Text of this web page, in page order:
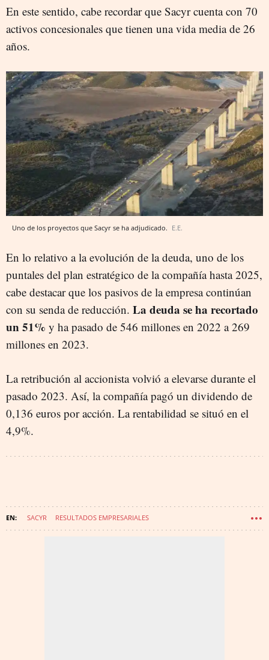
En este sentido, cabe recordar que Sacyr cuenta con 70
activos concesionales que tienen una vida media de 26
años.
Uno de los proyectos que Sacyr se ha adjudicado. E.E.
En lo relativo a la evolución de la deuda, uno de los
puntales del plan estratégico de la compañía hasta 2025,
cabe destacar que los pasivos de la empresa continúan
con su senda de reducción. La deuda se ha recortado
un 51% y ha pasado de 546 millones en 2022 a 269
millones en 2023.
La retribución al accionista volvió a elevarse durante el
pasado 2023. Así, la compañía pagó un dividendo de
0,136 euros por acción. La rentabilidad se situó en el
4,9%.
SACYR RESULTADOS EMPRESARIALES